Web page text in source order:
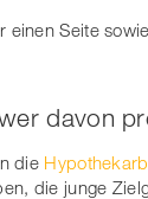
einen Seite
davon
die
die junge